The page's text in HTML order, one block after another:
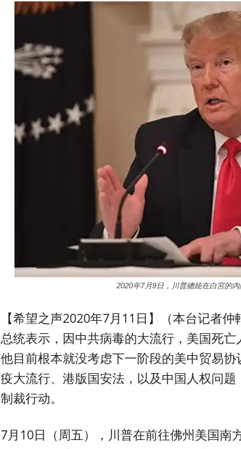
2020年7月9日，川普總統在白宮的
【希望之声2020年7月11日】（本台记者仲
总统表示，因中共病毒的大流行，美国死
他目前根本就没考虑下一阶段的美中贸易
疫大流行、港版国安法，以及中国人权问
制裁行动。
7月10日（周五），川普在前往佛州美国南